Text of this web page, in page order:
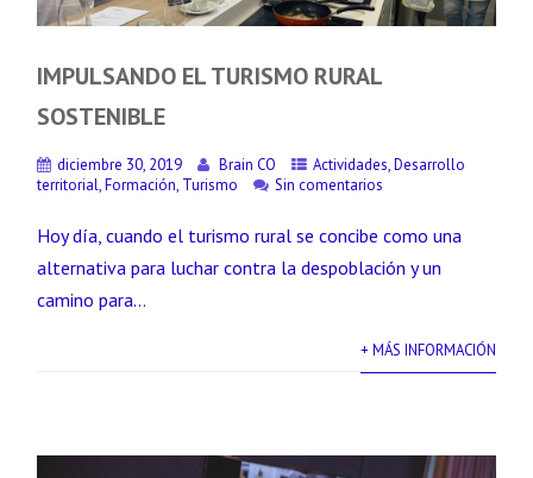
IMPULSANDO EL TURISMO RURAL
SOSTENIBLE
diciembre 30, 2019 Brain CO Actividades,Desarrollo
territorial,Formación, Turismo Sin comentarios
Hoy día, cuando el turismo rural se concibe como una
alternativa para luchar contra la despoblación y un
camino para...
+ MÁS INFORMACIÓN